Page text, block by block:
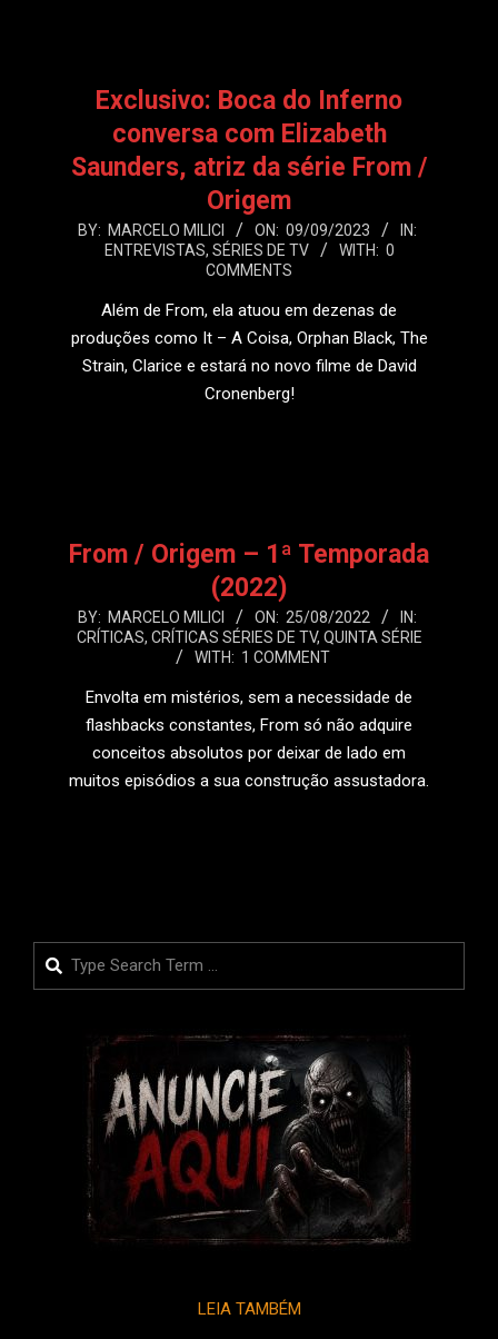
Exclusivo: Boca do Inferno
conversa com Elizabeth
Saunders, atriz da série From /
Origem
2023-
BY: MARCELO MILICI ON: 09/09/2023
IN:
ENTREVISTAS, SÉRIES DE TV WITH: 0
COMMENTS
Além de From, ela atuou em dezenas de
produções como It – A Coisa, Orphan Black, The
Strain, Clarice e estará no novo filme de David
Cronenberg!
From / Origem – 1ª Temporada
(2022)
2022-
08-
BY: MARCELO MILICI ON: 25/08/2022
IN:
CRÍTICAS, CRÍTICAS SÉRIES DE TV, QUINTA SÉRIE
WITH: 1 COMMENT
Envolta em mistérios, sem a necessidade de
flashbacks constantes, From só não adquire
conceitos absolutos por deixar de lado em
muitos episódios a sua construção assustadora.
Search
LEIA TAMBÉM